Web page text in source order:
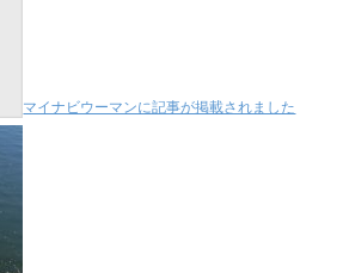
マイナビウーマンに記事が掲載されました